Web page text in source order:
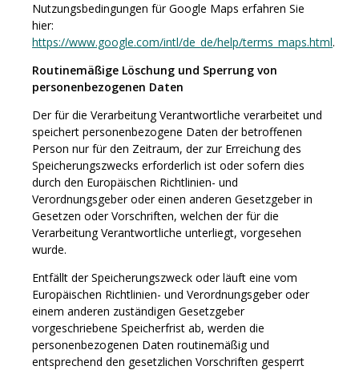
Nutzungsbedingungen für Google Maps erfahren Sie
hier:
https://www.google.com/intl/de_de/help/terms_maps.html.
Routinemäßige Löschung und Sperrung von
personenbezogenen Daten
Der für die Verarbeitung Verantwortliche verarbeitet und
speichert personenbezogene Daten der betroffenen
Person nur für den Zeitraum, der zur Erreichung des
Speicherungszwecks erforderlich ist oder sofern dies
durch den Europäischen Richtlinien- und
Verordnungsgeber oder einen anderen Gesetzgeber in
Gesetzen oder Vorschriften, welchen der für die
Verarbeitung Verantwortliche unterliegt, vorgesehen
wurde.
Entfällt der Speicherungszweck oder läuft eine vom
Europäischen Richtlinien- und Verordnungsgeber oder
einem anderen zuständigen Gesetzgeber
vorgeschriebene Speicherfrist ab, werden die
personenbezogenen Daten routinemäßig und
entsprechend den gesetzlichen Vorschriften gesperrt